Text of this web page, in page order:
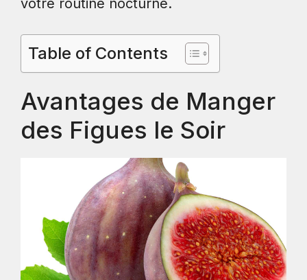
Table of Contents
Avantages de Manger
des Figues le Soir